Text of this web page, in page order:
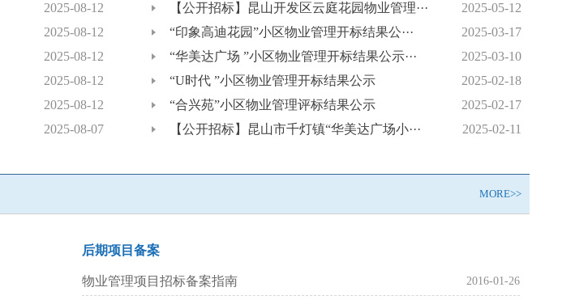
2025-08-12
2025-08-12
2025-08-12
2025-08-12
2025-08-12
2025-08-07
一图看懂丨《物业服务规范发展司法指引》100问——第一期：基···
一图看懂丨《物业服务规范发展司法指引》100问——第一期：基···
一图看懂丨《物业服务规范发展司法指引》100问——第一期：基···
《民法典》施行后的13个物业问题 | 建设部回复合集
【资讯】住房和城乡建设部：进一步加强城市房屋室内装饰装修···
高考季 | 物业届的助考姿势大赏
【公开招标】昆山开发区云庭花园物业管理···
2025-05-12
“印象高迪花园”小区物业管理开标结果公···
2025-03-17
“华美达广场 ”小区物业管理开标结果公示···
2025-03-10
“U时代 ”小区物业管理开标结果公示
2025-02-18
“合兴苑”小区物业管理评标结果公示
2025-02-17
【公开招标】昆山市千灯镇“华美达广场小···
2025-02-11
MORE>>
后期项目备案
物业管理项目招标备案指南 2016-01-26